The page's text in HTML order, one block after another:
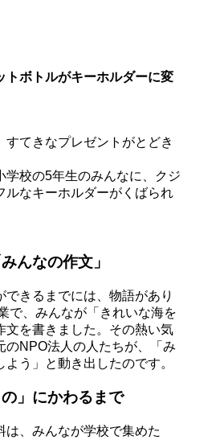
トボトルがキーホルダーに変
すてきなプレゼントがとどき
学校の5年生のみんなに、クジ
ルなキーホルダーがくばられ
んなの作文」
できるまでには、物語があり
で、みんなが「きれいな海を
文を書きました。その熱い気
のNPO法人の人たちが、「み
う」と動き出したのです。
」にかわるまで
は、みんなが学校で集めた